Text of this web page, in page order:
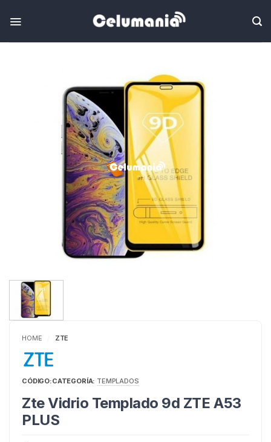
HOME ZTE
CÓDIGO:CATEGORÍA: TEMPLADOS
Zte Vidrio Templado 9d ZTE A53
PLUS